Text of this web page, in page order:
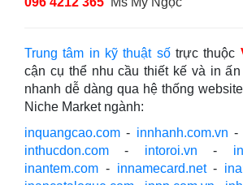
Trung tâm in kỹ thuật sốtrực thuộc
cận cụ thể nhu cầu thiết kế và in
nhanh dễ dàng qua hệ thống
Niche Market ngành:
inquangcao.com - innhanh.com.vn -
inthucdon.com - intoroi.vn -
inantem.com - innamecard.net-